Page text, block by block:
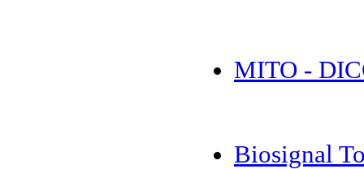
MITO -
Biosignal